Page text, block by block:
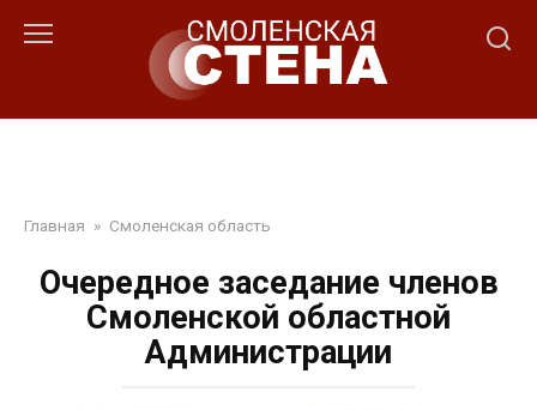
Главная » Смоленская область
Очередное заседание членов
Смоленской областной
Администрации